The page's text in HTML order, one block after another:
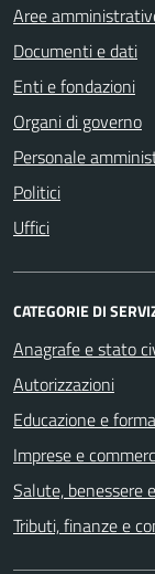
Aree
Documenti e dati
Enti e fondazioni
Organi di governo
Personale
Politici
Uffici
CATEGORIE DI
Anagrafe e stato
Autorizzazioni
Educazione e
Imprese e
Salute, benessere
Tributi, finanze e